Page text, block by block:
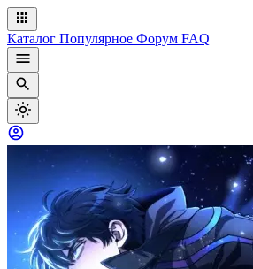
Каталог Популярное Форум FAQ